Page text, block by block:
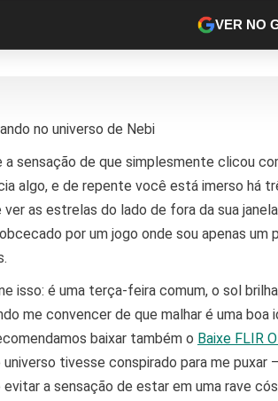
VER NO
no universo de Nebi
a sensação de que simplesmente clicou
algo, e de repente você está imerso há
ver as estrelas do lado de fora da sua
por um jogo onde sou apenas
isso: é uma terça-feira comum, o sol
me convencer de que malhar é uma boa
baixar também o Baixe FLIR
universo tivesse conspirado para me
evitar a sensação de estar em uma rave